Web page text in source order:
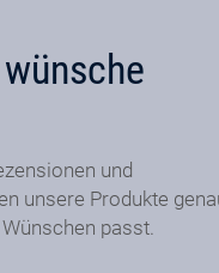
und
unsere Produkte
passt.